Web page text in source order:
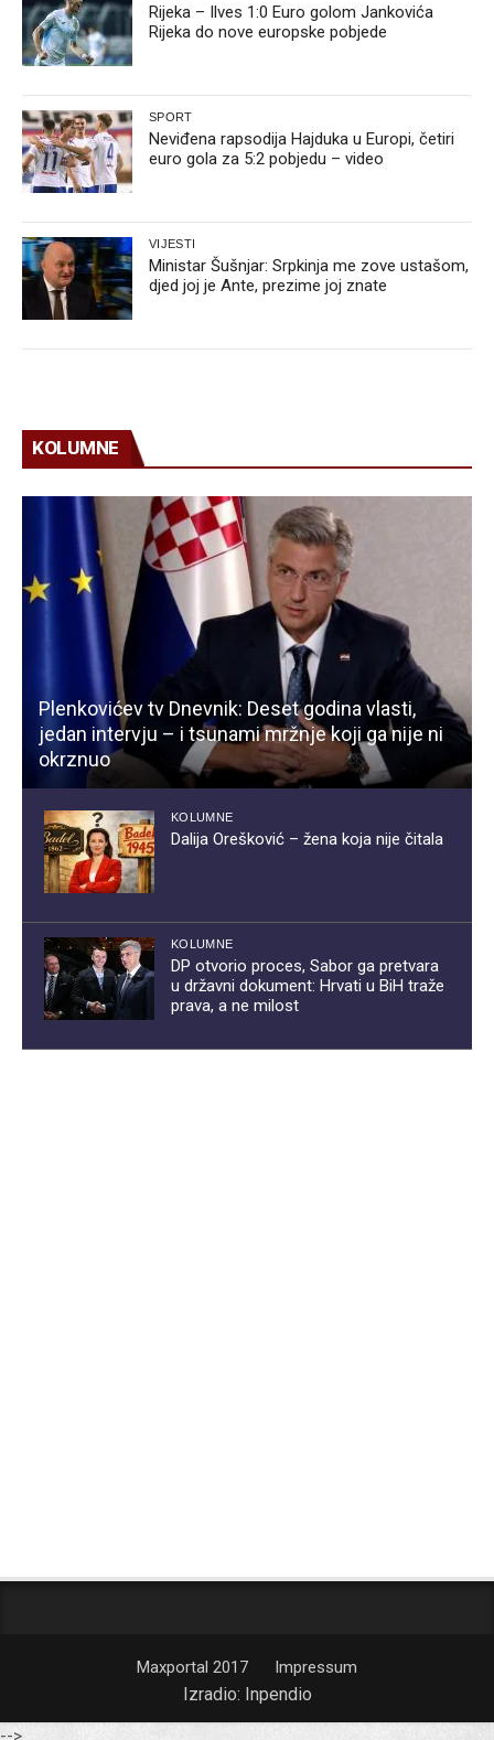
Rijeka – Ilves 1:0 Euro golom Jankovića
Rijeka do nove europske pobjede
SPORT
Neviđena rapsodija Hajduka u Europi, četiri
euro gola za 5:2 pobjedu – video
VIJESTI
Ministar Šušnjar: Srpkinja me zove ustašom,
djed joj je Ante, prezime joj znate
KOLUMNE
Plenkovićev tv Dnevnik: Deset godina vlasti,
jedan intervju – i tsunami mržnje koji ga nije ni
okrznuo
KOLUMNE
Dalija Orešković – žena koja nije čitala
KOLUMNE
DP otvorio proces, Sabor ga pretvara
u državni dokument: Hrvati u BiH traže
prava, a ne milost
Maxportal 2017 Impressum
Izradio: Inpendio